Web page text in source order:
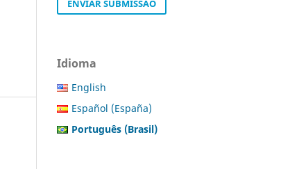
ENVIAR SUBMISSÃO
Idioma
English
Español (España)
Português (Brasil)